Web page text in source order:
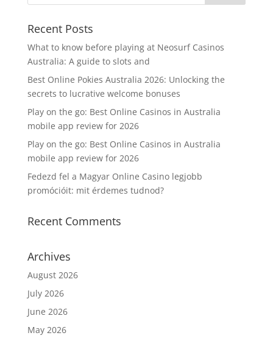
Recent Posts
What to know before playing at Neosurf Casinos
Australia: A guide to slots and
Best Online Pokies Australia 2026: Unlocking the
secrets to lucrative welcome bonuses
Play on the go: Best Online Casinos in Australia
mobile app review for 2026
Play on the go: Best Online Casinos in Australia
mobile app review for 2026
Fedezd fel a Magyar Online Casino legjobb
promócióit: mit érdemes tudnod?
Recent Comments
Archives
August 2026
July 2026
June 2026
May 2026